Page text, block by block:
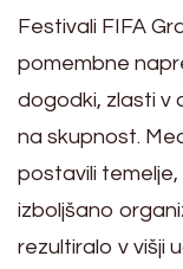
Festivali FIFA
pomembne
dogodki, zlasti v
na skupnost.
postavili
izboljšano
rezultiralo v višji